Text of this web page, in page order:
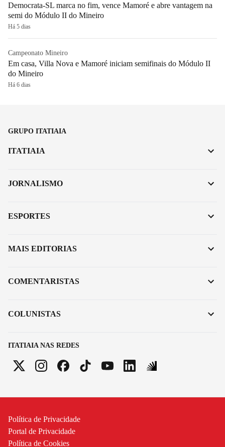
Democrata-SL marca no fim, vence Mamoré e abre vantagem na
semi do Módulo II do Mineiro
Há 5 dias
Campeonato Mineiro
Em casa, Villa Nova e Mamoré iniciam semifinais do Módulo II
do Mineiro
Há 6 dias
GRUPO ITATIAIA
ITATIAIA NAS REDES
ITATIAIA
JORNALISMO
ESPORTES
MAIS EDITORIAS
COMENTARISTAS
COLUNISTAS
Política de Privacidade
Portal de Privacidade
Política de Cookies